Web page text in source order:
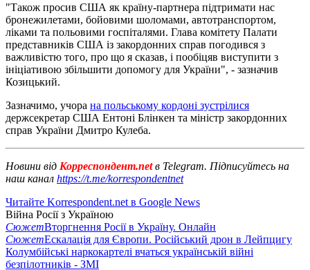
"Також просив США як країну-партнера підтримати нас
бронежилетами, бойовими шоломами, автотранспортом,
ліками та польовими госпіталями. Глава комітету Палати
представників США із закордонних справ погодився з
важливістю того, про що я сказав, і пообіцяв виступити з
ініціативою збільшити допомогу для України", - зазначив
Козицький.
Зазначимо, учора на польському кордоні зустрілися
держсекретар США Ентоні Блінкен та міністр закордонних
справ України Дмитро Кулеба.
Новини від Корреспондент.netв Telegram. Підписуйтесь на
наш канал https://t.me/korrespondentnet
Читайте Korrespondent.net в Google News
Війна Росії з Україною
СюжетВторгнення Росії в Україну. Онлайн
СюжетЕскалація для Європи. Російський дрон в Лейпцигу
Колумбійські наркокартелі вчаться українській війні
безпілотників - ЗМІ